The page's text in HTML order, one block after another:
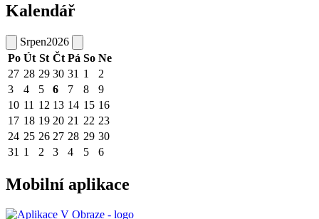
Kalendář
Srpen2026
Po Út St Čt Pá So Ne
27 28 29 30 31 1
2
3
4 5 6 7 8
9
10 11 12 13 14 15 16
17 18 19 20 21 22 23
24 25 26 27 28 29 30
31 1 2 3 4 5 6
Mobilní aplikace